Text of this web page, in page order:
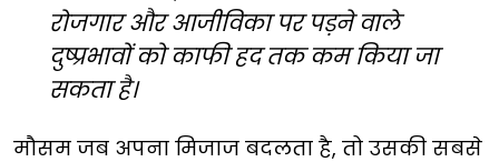
रोजगार और आजीविका पर पड़ने वाले
दुष्प्रभावों को काफी हद तक कम किया जा
सकता है।
मौसम जब अपना मिजाज बदलता है, तो उसकी सबसे